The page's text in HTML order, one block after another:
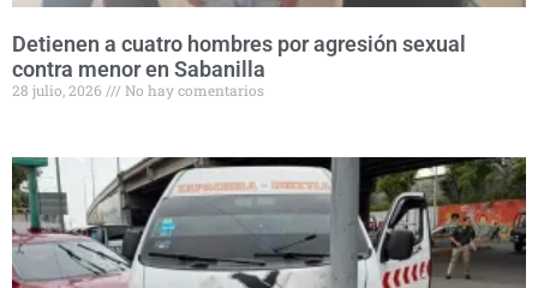
Detienen a cuatro hombres por agresión sexual
contra menor en Sabanilla
28 julio, 2026 No hay comentarios